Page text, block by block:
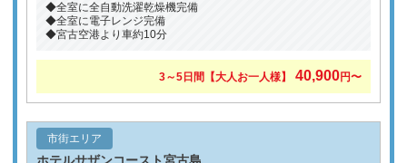
◆全室に全自動洗濯乾燥機完備
◆全室に電子レンジ完備
◆宮古空港より車約10分
3～5日間【大人お一人様】 40,900円〜
市街エリア